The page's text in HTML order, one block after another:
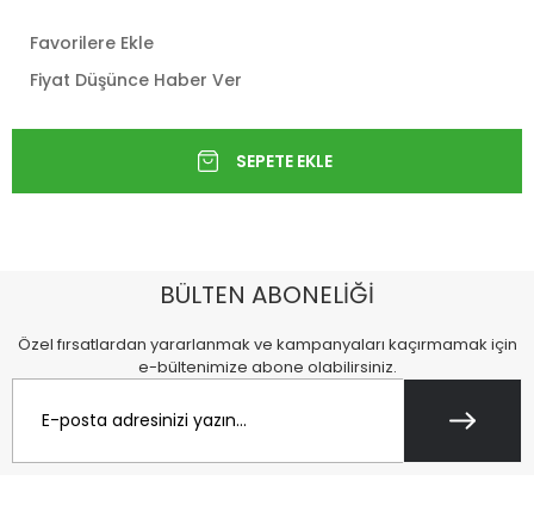
Favorilere Ekle
Fiyat Düşünce Haber Ver
BÜLTEN ABONELİĞİ
Özel fırsatlardan yararlanmak ve kampanyaları kaçırmamak için
e-bültenimize abone olabilirsiniz.